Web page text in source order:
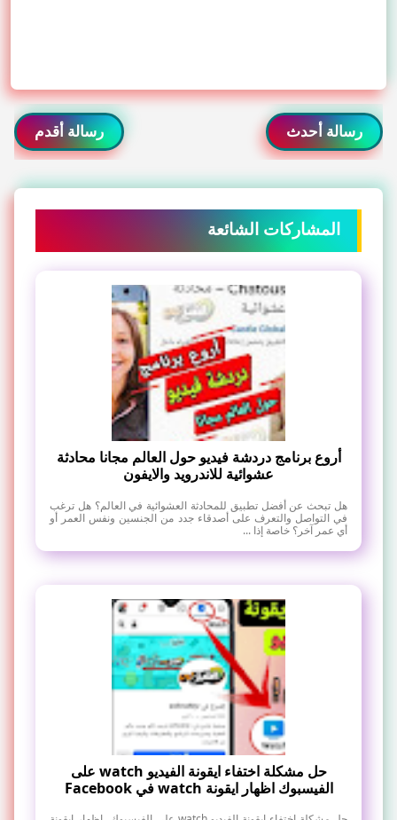
رسالة أحدث رسالة أقدم
المشاركات الشائعة
أروع برنامج دردشة فيديو حول العالم مجانا محادثة
عشوائية للاندرويد والايفون
هل تبحث عن أفضل تطبيق للمحادثة العشوائية في العالم؟ هل ترغب
في التواصل والتعرف على أصدقاء جدد من الجنسين ونفس العمر أو
أي عمر آخر؟ خاصة إذا ...
حل مشكلة اختفاء ايقونة الفيديو watch على
الفيسبوك اظهار ايقونة watch في Facebook